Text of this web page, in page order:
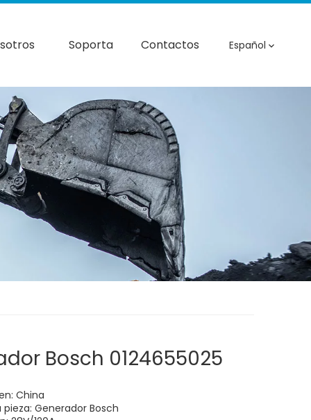
Soporta Contactos Español
Bosch 0124655025
China
Generador Bosch